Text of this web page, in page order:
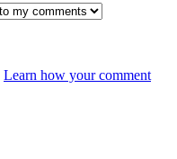
Learn how your comment